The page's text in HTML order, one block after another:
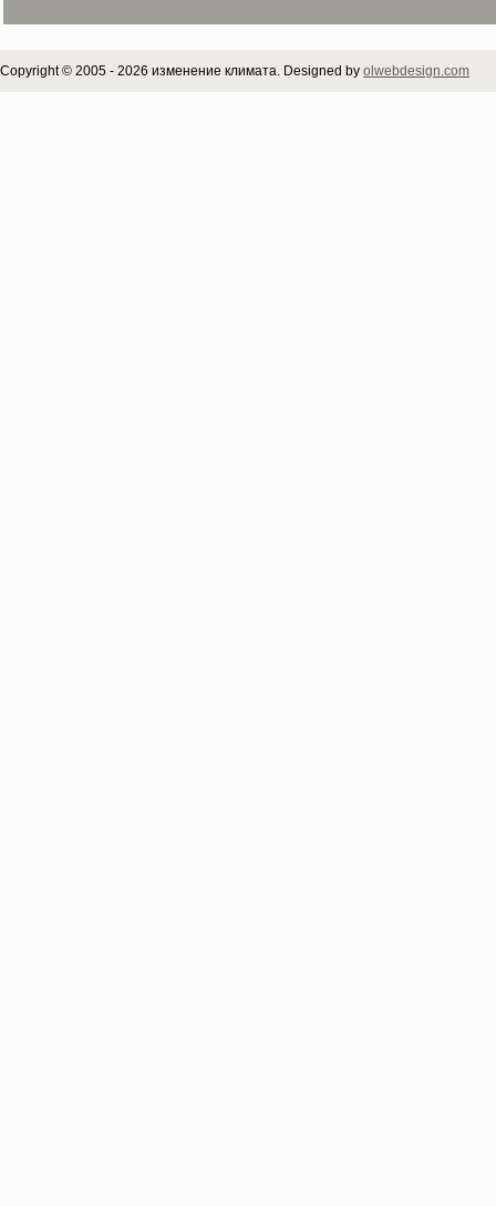
Copyright © 2005 - 2026 изменение климата. Designed by olwebdesign.com